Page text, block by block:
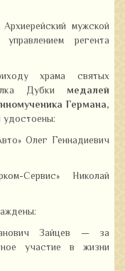
мужской
регента
храма святых
Дубки медалей
Германа,
удостоены:
Олег Геннадиевич
Сервис» Николай
Зайцев — за
участие в жизни